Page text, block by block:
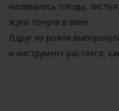
наливались плоды,
жуки тонули в вине
Вдруг из рояля
и инструмент растёкся,